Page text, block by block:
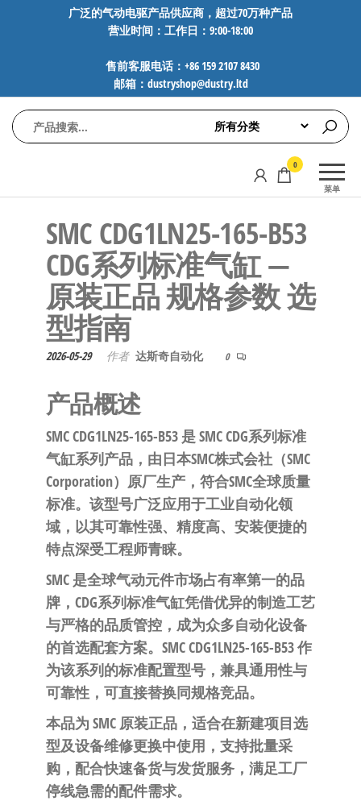
广泛的气动电驱产品供应商，超过70万种产品
营业时间：工作日：9:00-18:00
售前客服电话：+86 159 2107 8430
邮箱：dustryshop@dustry.ltd
动
FESTO、
AVENTICS等
品牌气动
元件，超
过88万种
工业自动
化零部
件，正品
保障，全
菜单
0
SMC CDG1LN25-165-B53
CDG系列标准气缸 —
原装正品 规格参数 选
型指南
2026-05-29 作者 达斯奇自动化 0
产品概述
SMCCDG1LN25-165-B53是 SMCCDG系列标准
气缸系列产品，由日本SMC株式会社（SMC
Corporation）原厂生产，符合SMC全球质量
标准。该型号广泛应用于工业自动化领
域，以其可靠性强、精度高、安装便捷的
特点深受工程师青睐。
SMC 是全球气动元件市场占有率第一的品
牌，CDG系列标准气缸凭借优异的制造工艺
与严格的品质管控，成为众多自动化设备
的首选配套方案。SMC CDG1LN25-165-B53 作
为该系列的标准配置型号，兼具通用性与
可靠性，可直接替换同规格竞品。
本品为 SMC 原装正品，适合在新建项目选
型及设备维修更换中使用，支持批量采
购，配合快速备货与发货服务，满足工厂
停线急需的配件需求。